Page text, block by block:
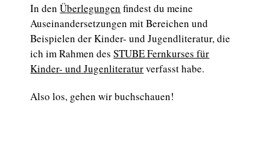
In denÜberlegungen findest du meine
Auseinandersetzungen mit Bereichen und
Beispielen der Kinder- und Jugendliteratur, die
ich im Rahmen desSTUBE Fernkurses für
Kinder- und Jugenliteraturverfasst habe.
Also los, gehen wir buchschauen!